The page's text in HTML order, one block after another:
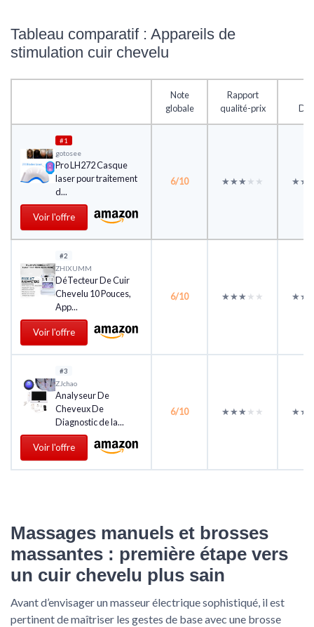
Tableau comparatif : Appareils de
stimulation cuir chevelu
Note
globale
Rapport
qualité-prix
#1
gotosee
Pro LH272 Casque
laser pour traitement
d...
Voir l'offre
6/10 ★★★★★
★★★★★
#2
‎ZHIXUMM
DéTecteur De Cuir
Chevelu 10 Pouces,
App...
Voir l'offre
6/10 ★★★★★
★★★★★
#3
ZJchao
Analyseur De
Cheveux De
Diagnostic de la...
Voir l'offre
6/10 ★★★★★
★★★★★
Massages manuels et brosses
massantes : première étape vers
un cuir chevelu plus sain
Avant d’envisager un masseur électrique sophistiqué, il est
pertinent de maîtriser les gestes de base avec une brosse